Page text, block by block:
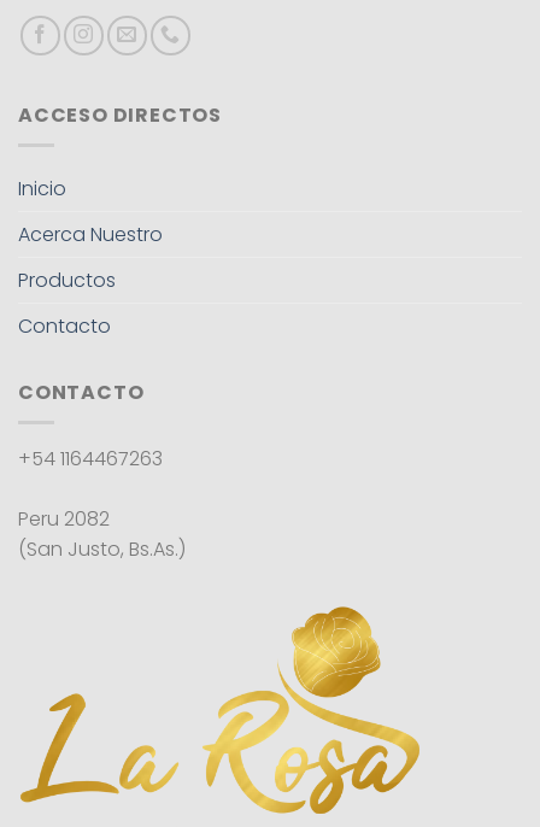
ACCESO DIRECTOS
Inicio
Acerca Nuestro
Productos
Contacto
CONTACTO
+54 1164467263
Peru 2082
(San Justo, Bs.As.)